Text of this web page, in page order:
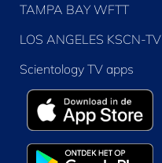
TAMPA BAY WFTT
LOS ANGELES KSCN-TV
Scientology TV apps